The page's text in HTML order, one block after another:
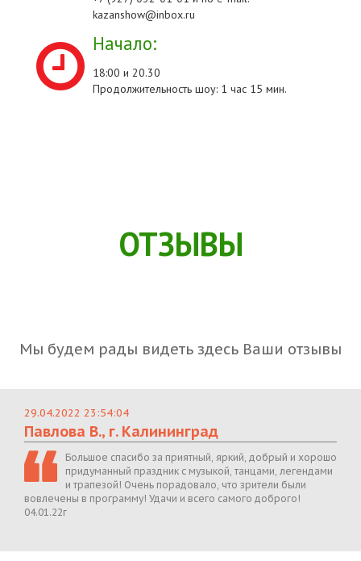
kazanshow@inbox.ru
Начало:
18:00 и 20.30
Продолжительность шоу: 1 час 15 мин.
ОТЗЫВЫ
Мы будем рады видеть здесь Ваши отзывы
29.04.2022 23:54:04
Павлова В., г. Калининград
Большое спасибо за приятный, яркий, добрый и хорошо
придуманный праздник с музыкой, танцами, легендами
и трапезой! Очень порадовало, что зрители были
вовлечены в программу! Удачи и всего самого доброго!
04.01.22г